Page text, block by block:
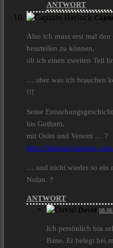
ANTWORT
Also ich muss erst mal den
beurteilen zu können,
ob ich einen zweiten Teil
… aber was ich brauchen
!!!
Seine
bis Gotham,
mit Osito und Venom … ?
https://
… und nicht wieder so ein
Nolan. ?
ANTWORT
David
Ich persönlich bin
Bane. Er belegt bei